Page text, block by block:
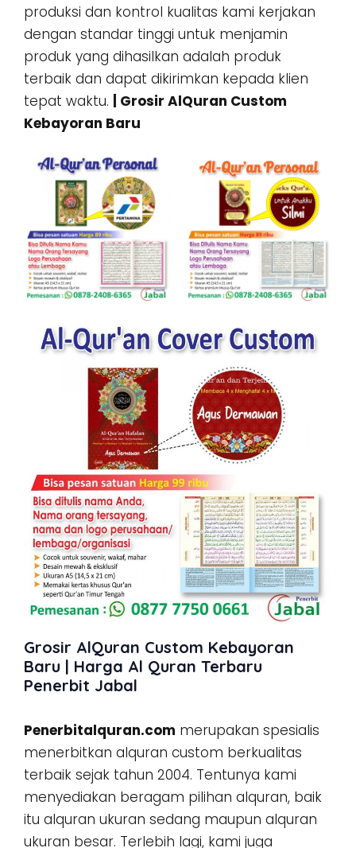
produksi dan kontrol kualitas kami kerjakan
dengan standar tinggi untuk menjamin
produk yang dihasilkan adalah produk
terbaik dan dapat dikirimkan kepada klien
tepat waktu.
| Grosir AlQuran Custom
Kebayoran Baru
Grosir AlQuran Custom Kebayoran
Baru | Harga Al Quran Terbaru
Penerbit Jabal
Penerbitalquran.com merupakan spesialis
menerbitkan alquran custom berkualitas
terbaik sejak tahun 2004. Tentunya kami
menyediakan beragam pilihan alquran, baik
itu alquran ukuran sedang maupun alquran
ukuran besar. Terlebih lagi, kami juga